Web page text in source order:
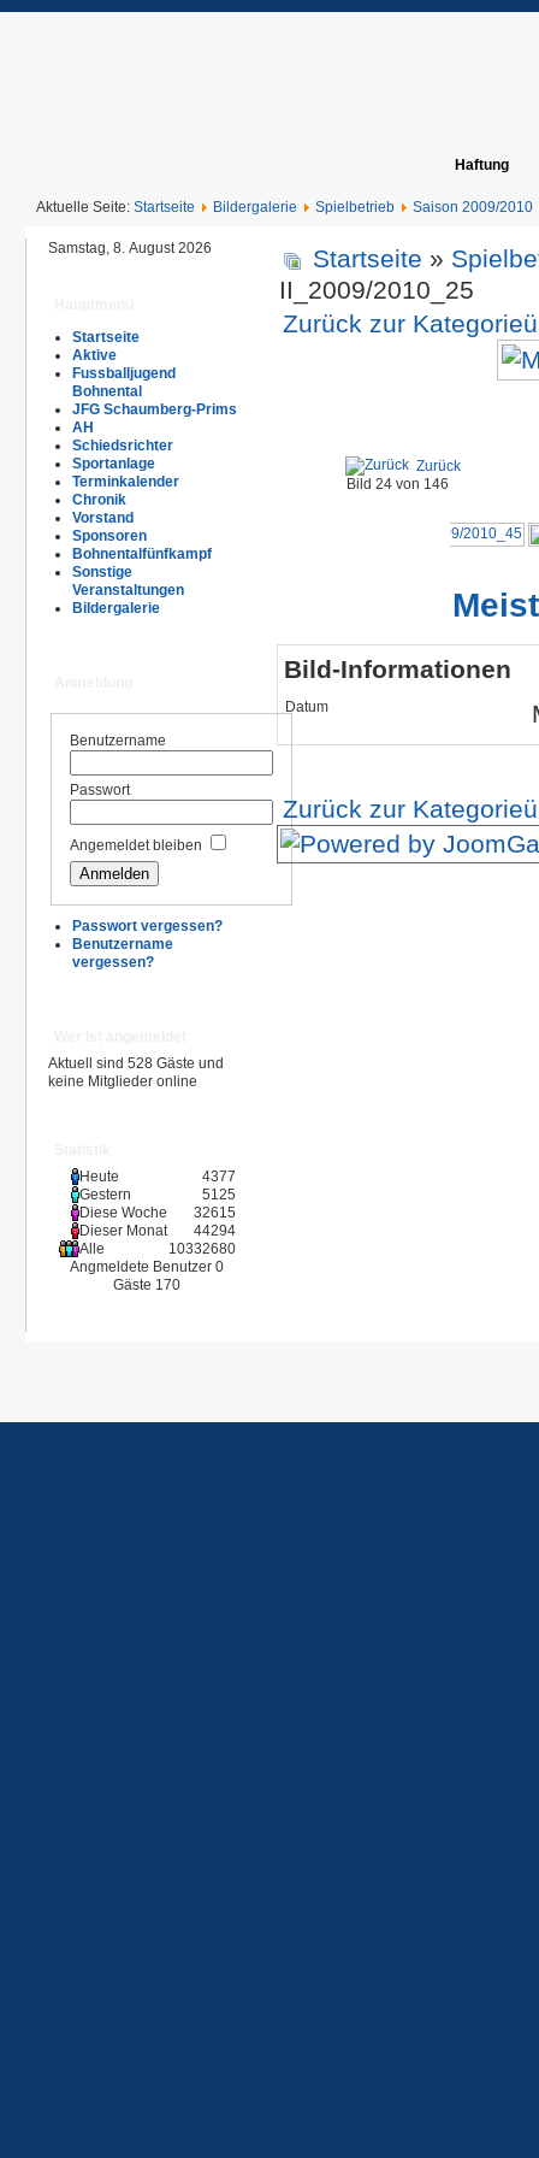
Haftung
Aktuelle Seite: Startseite Bildergalerie Spielbetrieb Saison 2009/2010
Samstag, 8. August 2026
Startseite
Aktive
Fussballjugend
Bohnental
JFG Schaumberg-Prims
AH
Schiedsrichter
Sportanlage
Terminkalender
Chronik
Vorstand
Sponsoren
Bohnentalfünfkampf
Sonstige
Veranstaltungen
Bildergalerie
Benutzername
Passwort
Angemeldet bleiben
Passwort vergessen?
Benutzername
vergessen?
Aktuell sind 528 Gäste und
keine Mitglieder online
Heute
4377
Gestern
5125
Diese Woche
32615
Dieser Monat
44294
Alle
10332680
Angmeldete Benutzer 0
Gäste 170
Startseite »
II_2009/2010_25
Zurück zur
Zurück
Bild 24 von 146
Bild-Informationen
Datum
Zurück zur